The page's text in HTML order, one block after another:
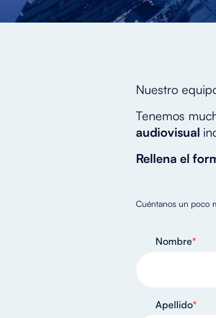
Nuestro
Tenemos
audiovisual
Rellena el
Cuéntanos un poco
Nombre*
Apellido*